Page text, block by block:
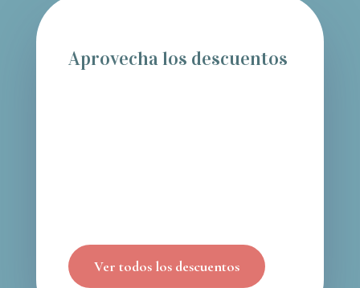
Aprovecha los descuentos
Ver todos los descuentos